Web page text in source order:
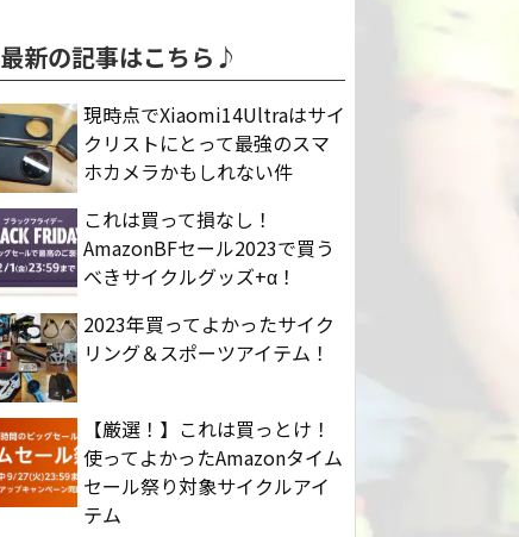
最新の記事はこちら♪
現時点でXiaomi14Ultraはサイ
クリストにとって最強のスマ
ホカメラかもしれない件
これは買って損なし！
AmazonBFセール2023で買う
べきサイクルグッズ+α！
2023年買ってよかったサイク
リング＆スポーツアイテム！
【厳選！】これは買っとけ！
使ってよかったAmazonタイム
セール祭り対象サイクルアイ
テム